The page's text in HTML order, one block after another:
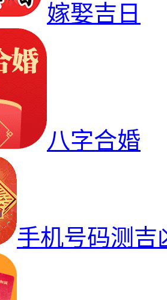
嫁娶吉日
八字合婚
手机号码测吉